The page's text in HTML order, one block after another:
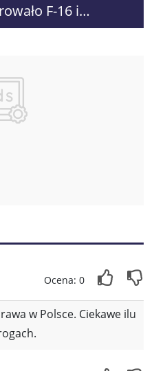
F-16 i
Ocena: 0
w Polsce. Ciekawe ilu